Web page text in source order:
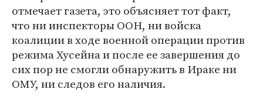
отмечает газета, это объясняет тот факт,
что ни инспекторы ООН, ни войска
коалиции в ходе военной операции против
режима Хусейна и после ее завершения до
сих пор не смогли обнаружить в Ираке ни
ОМУ, ни следов его наличия.